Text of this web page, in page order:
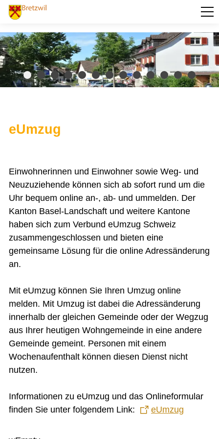
PORTRÄT
AKTUELLES
VERWALTUNG
Dienstleistungen
Eigentümerabfrage Grundstücke
Formulare
Friedensrichteramt
Gemeindepräsidenten ab dem Jahr 1833
Gemeinderat
Gemeindeversammlung
Gemeindeverwaltung
Leistungskataster Bretzwil
Mitarbeiter Gemeinde Bretzwil
Notariat Basel-Landschaft
ÖREB-Kataster
Strafregisterauszug
Unentgeltliche Rechtsauskunft
Zivilstandsamt
BILDUNG
KULTUR UND FREIZEIT
eUmzug
Einwohnerinnen und Einwohner sowie Weg- und
Neuzuziehende können sich ab sofort rund um die
Uhr bequem online an-, ab- und ummelden. Der
Kanton Basel-Landschaft und weitere Kantone
haben sich zum Verbund eUmzug Schweiz
zusammengeschlossen und bieten eine
gemeinsame Lösung für die online Adressänderung
an.
Mit eUmzug können Sie Ihren Umzug online
melden. Mit Umzug ist dabei die Adressänderung
innerhalb der gleichen Gemeinde oder der Wegzug
aus Ihrer heutigen Wohngemeinde in eine andere
Gemeinde gemeint. Personen mit einem
Wochenaufenthalt können diesen Dienst nicht
nutzen.
Informationen zu eUmzug und das Onlineformular
finden Sie unter folgendem Link:
eUmzug